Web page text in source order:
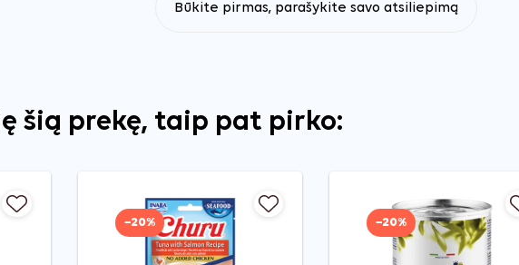
Būkite pirmas, parašykite savo atsiliepimą
šią prekę, taip pat pirko:
−20% −20%